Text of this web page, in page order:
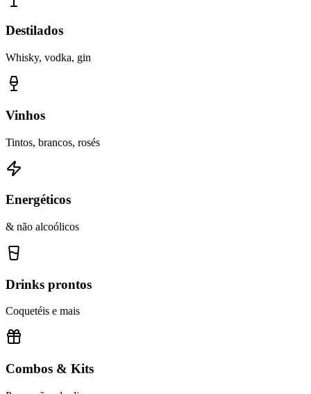
Destilados
Whisky, vodka, gin
Vinhos
Tintos, brancos, rosés
Energéticos
& não alcoólicos
Drinks prontos
Coquetéis e mais
Combos & Kits